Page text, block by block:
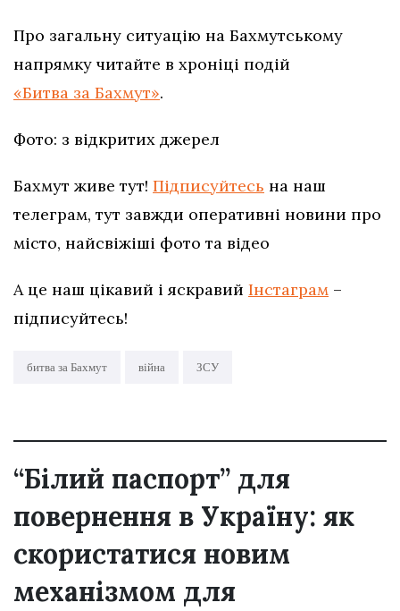
Про загальну ситуацію на Бахмутському
напрямку читайте в хроніці подій
«Битва за Бахмут».
Фото: з відкритих джерел
Бахмут живе тут! Підписуйтесь на наш
телеграм, тут завжди оперативні новини про
місто, найсвіжіші фото та відео
А це наш цікавий і яскравий Інстаграм –
підписуйтесь!
битва за Бахмут війна ЗСУ
“Білий паспорт” для
повернення в Україну: як
скористатися новим
механізмом для